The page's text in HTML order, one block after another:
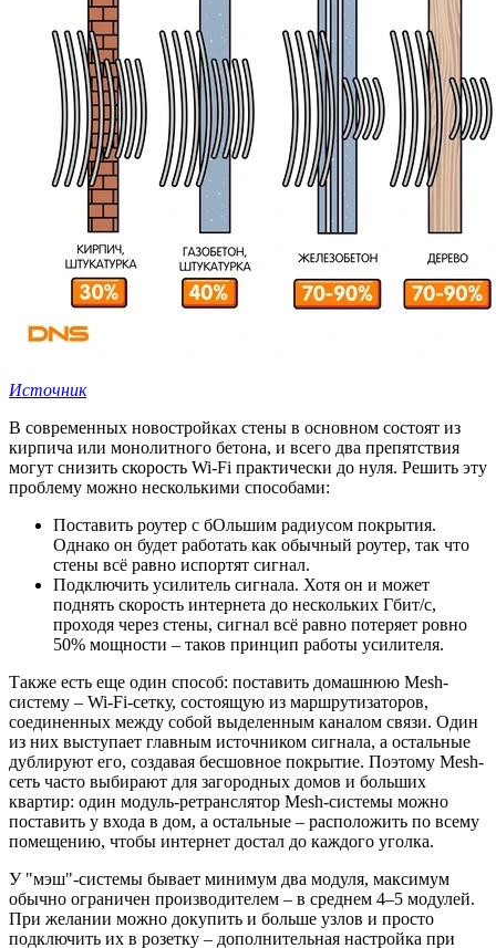
Источник
В современных новостройках стены в основном состоят из
кирпича или монолитного бетона, и всего два препятствия
могут снизить скорость Wi-Fi практически до нуля. Решить эту
проблему можно несколькими способами:
Поставить роутер с бОльшим радиусом покрытия.
Однако он будет работать как обычный роутер, так что
стены всё равно испортят сигнал.
Подключить усилитель сигнала. Хотя он и может
поднять скорость интернета до нескольких Гбит/с,
проходя через стены, сигнал всё равно потеряет ровно
50% мощности – таков принцип работы усилителя.
Также есть еще один способ: поставить домашнюю Mesh-
систему – Wi-Fi-сетку, состоящую из маршрутизаторов,
соединенных между собой выделенным каналом связи. Один
из них выступает главным источником сигнала, а остальные
дублируют его, создавая бесшовное покрытие. Поэтому Mesh-
сеть часто выбирают для загородных домов и больших
квартир: один модуль-ретранслятор Mesh-системы можно
поставить у входа в дом, а остальные – расположить по всему
помещению, чтобы интернет достал до каждого уголка.
У "мэш"-системы бывает минимум два модуля, максимум
обычно ограничен производителем – в среднем 4–5 модулей.
При желании можно докупить и больше узлов и просто
подключить их в розетку – дополнительная настройка при